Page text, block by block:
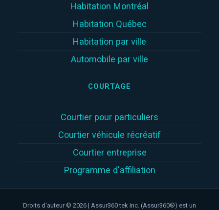
Habitation Montréal
Habitation Québec
Habitation par ville
Automobile par ville
COURTAGE
Courtier pour particuliers
Courtier véhicule récréatif
Courtier entreprise
Programme d'affiliation
Droits d'auteur © 2026 | Assur360 tek inc. (Assur360®) est un